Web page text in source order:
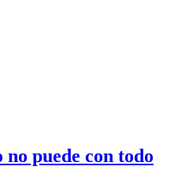
puede con todo